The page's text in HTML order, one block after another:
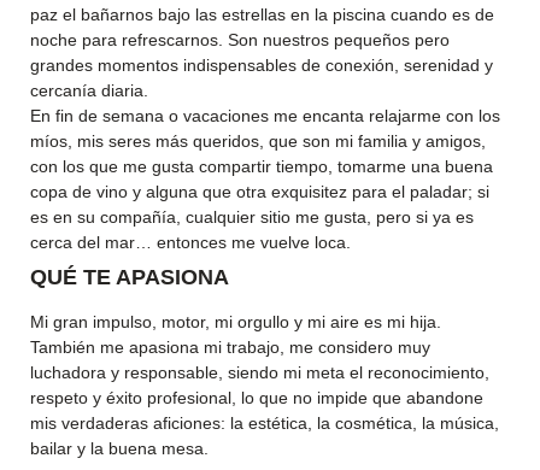
paz el bañarnos bajo las estrellas en la piscina cuando es de
noche para refrescarnos. Son nuestros pequeños pero
grandes momentos indispensables de conexión, serenidad y
cercanía diaria.
En fin de semana o vacaciones me encanta relajarme con los
míos, mis seres más queridos, que son mi familia y amigos,
con los que me gusta compartir tiempo, tomarme una buena
copa de vino y alguna que otra exquisitez para el paladar; si
es en su compañía, cualquier sitio me gusta, pero si ya es
cerca del mar… entonces me vuelve loca.
QUÉ TE APASIONA
Mi gran impulso, motor, mi orgullo y mi aire es mi hija.
También me apasiona mi trabajo, me considero muy
luchadora y responsable, siendo mi meta el reconocimiento,
respeto y éxito profesional, lo que no impide que abandone
mis verdaderas aficiones: la estética, la cosmética, la música,
bailar y la buena mesa.